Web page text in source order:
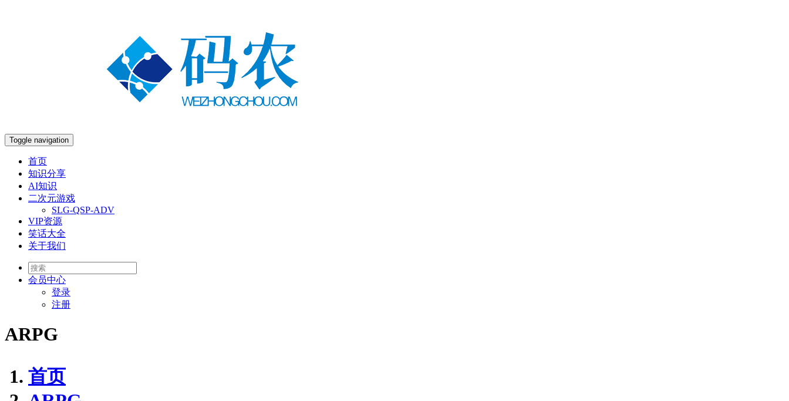
Toggle navigation
首页
知识分享
AI知识
二次元游戏
SLG-QSP-ADV
VIP资源
笑话大全
关于我们
会员中心
登录
注册
ARPG
首页